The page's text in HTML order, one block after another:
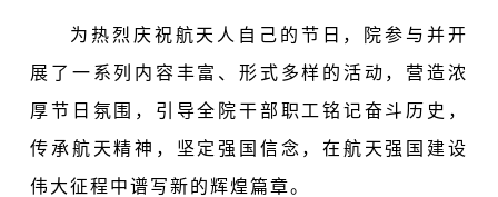
为热烈庆祝航天人自己的节日，院参与并开
展了一系列内容丰富、形式多样的活动，营造浓
厚节日氛围，引导全院干部职工铭记奋斗历史，
传承航天精神，坚定强国信念，在航天强国建设
伟大征程中谱写新的辉煌篇章。